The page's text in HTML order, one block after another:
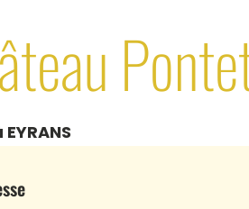
Patrimoine
Les tops
EYRANS